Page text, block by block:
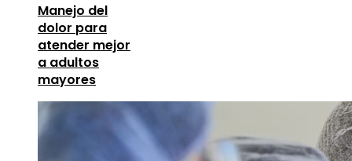
Manejo del
dolor para
atender mejor
a adultos
mayores